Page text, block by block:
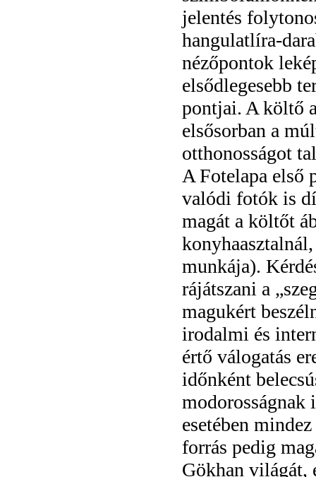
jelentés
hangulatlíra-
nézőpontok
elsődlegesebb
pontjai. A költő
elsősorban a
otthonosságot
A Fotelapa első
valódi fotók is
magát a költőt
munkája).
rájátszani a
magukért
irodalmi és
értő válogatás
időnként
modorosságnak
esetében
forrás pedig
Gökhan világát,